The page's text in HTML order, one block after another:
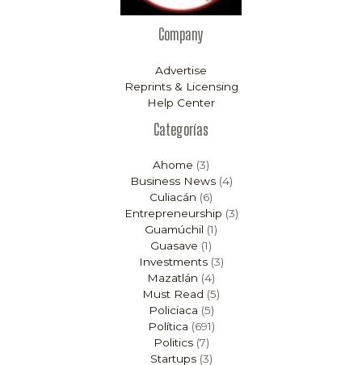
Company
Advertise
Reprints & Licensing
Help Center
Categorías
Ahome (3)
Business News(4)
Culiacán (6)
Entrepreneurship (3)
Guamúchil (1)
Guasave (1)
Investments(3)
Mazatlán (4)
Must Read (5)
Policiaca (5)
Política (691)
Politics(7)
Startups(3)